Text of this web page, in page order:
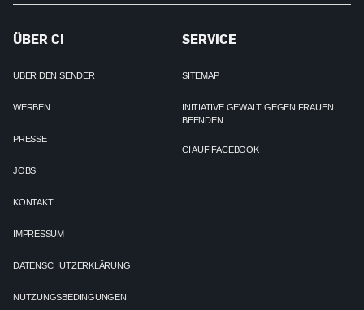
ÜBER CI
ÜBER DEN SENDER
WERBEN
PRESSE
JOBS
KONTAKT
IMPRESSUM
DATENSCHUTZERKLÄRUNG
NUTZUNGSBEDINGUNGEN
SERVICE
SITEMAP
INITIATIVE GEWALT GEGEN FRAUEN
BEENDEN
CI AUF FACEBOOK